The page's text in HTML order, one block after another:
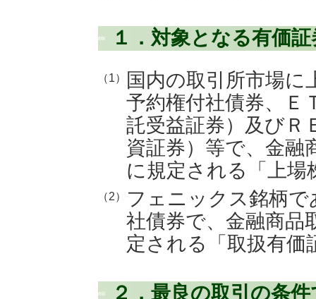
１．対象となる有価証
（1）
国内の取引所市場に
予約権付社債券、Ｅ
託受益証券）及びＲ
資証券）等で、金融
に規定される「上場
（2）
フェニックス銘柄
社債券で、金融商品
定される「取扱有価
２．最良の取引の条